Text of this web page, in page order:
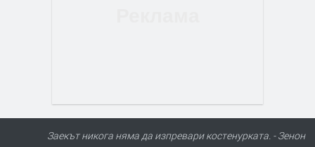
Заекът никога няма да изпревари костенурката. - Зенон